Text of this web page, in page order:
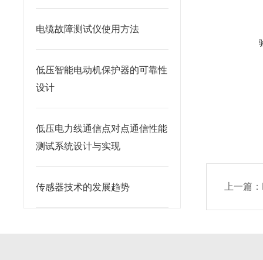
电缆故障测试仪使用方法
低压智能电动机保护器的可靠性
设计
低压电力线通信点对点通信性能
测试系统设计与实现
传感器技术的发展趋势 上一篇：